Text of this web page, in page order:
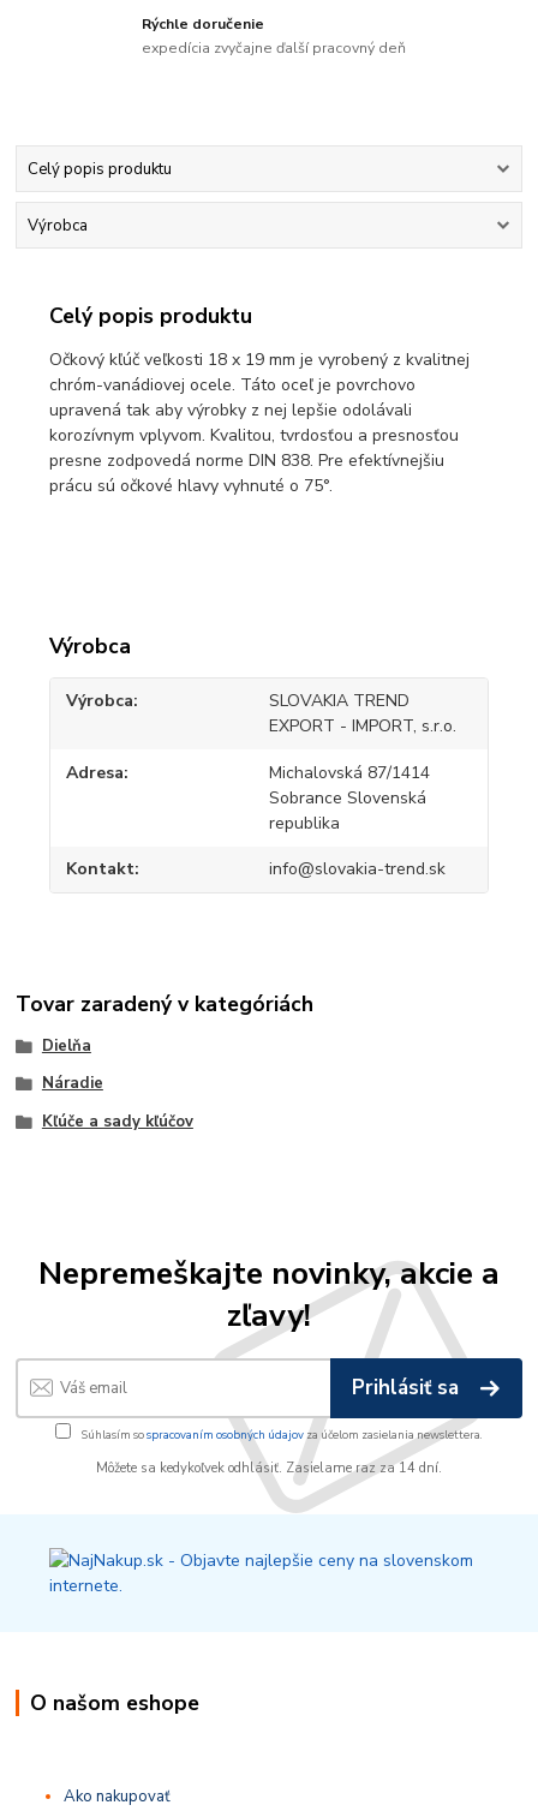
Rýchle doručenie
expedícia zvyčajne ďalší pracovný deň
Celý popis produktu
Výrobca
Celý popis produktu
Očkový kľúč veľkosti 18 x 19 mm je vyrobený z kvalitnej
chróm-vanádiovej ocele. Táto oceľ je povrchovo
upravená tak aby výrobky z nej lepšie odolávali
korozívnym vplyvom. Kvalitou, tvrdosťou a presnosťou
presne zodpovedá norme DIN 838. Pre efektívnejšiu
prácu sú očkové hlavy vyhnuté o 75°.
Výrobca
Výrobca
SLOVAKIA TREND
EXPORT - IMPORT, s.r.o.
Adresa
Michalovská 87/1414
Sobrance Slovenská
republika
Kontakt info@slovakia-trend.sk
Tovar zaradený v kategóriách
Dielňa
Náradie
Kľúče a sady kľúčov
Nepremeškajte novinky, akcie a
zľavy!
Prihlásiť sa
Súhlasím sospracovaním osobných údajov za účelom zasielania newslettera.
Môžete sa kedykoľvek odhlásiť. Zasielame raz za 14 dní.
O našom eshope
Ako nakupovať